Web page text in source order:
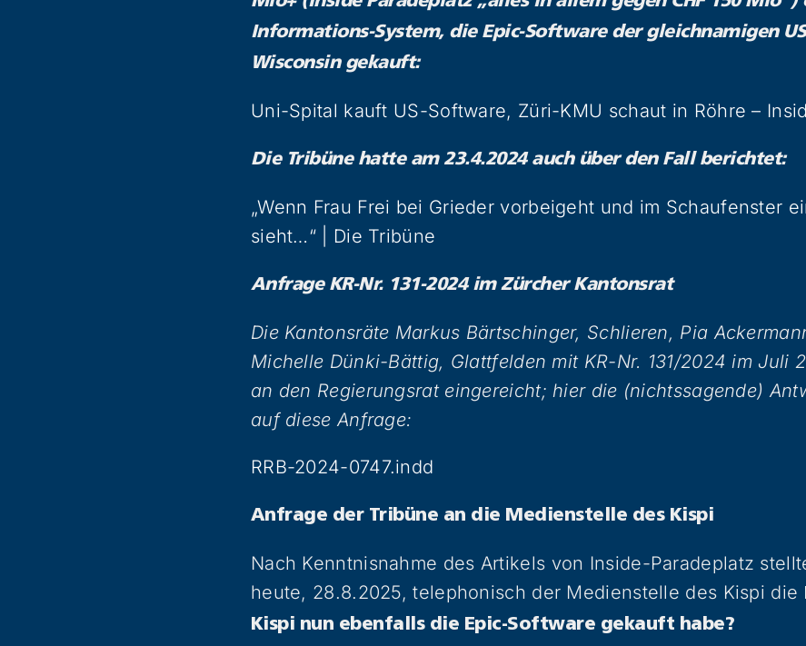
Informations-System, die Epic-Software der gleichnamigen
Wisconsin gekauft:
Uni-Spital kauft US-Software, Züri-KMU schaut in Röhre –
Die Tribüne hatte am 23.4.2024 auch über den Fall berichtet:
„Wenn Frau Frei bei Grieder vorbeigeht und im Schaufenster
sieht…“ | Die Tribüne
Anfrage KR-Nr. 131-2024 im Zürcher Kantonsrat
Die Kantonsräte Markus Bärtschinger, Schlieren, Pia
Michelle Dünki-Bättig, Glattfelden mit KR-Nr. 131/2024 im Juli
an den Regierungsrat eingereicht; hier die (nichtssagende)
auf diese Anfrage:
RRB-2024-0747.indd
Anfrage der Tribüne an die Medienstelle des Kispi
Nach Kenntnisnahme des Artikels von Inside-Paradeplatz
heute, 28.8.2025, telephonisch der Medienstelle des Kispi die
Kispi nun ebenfalls die Epic-Software gekauft habe?